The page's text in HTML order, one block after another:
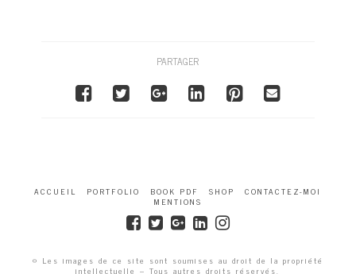
PARTAGER
ACCUEIL PORTFOLIO BOOK PDF SHOP CONTACTEZ-MOI
MENTIONS
© Les images de ce site sont soumises au droit de la propriété
intellectuelle – Tous autres droits réservés.